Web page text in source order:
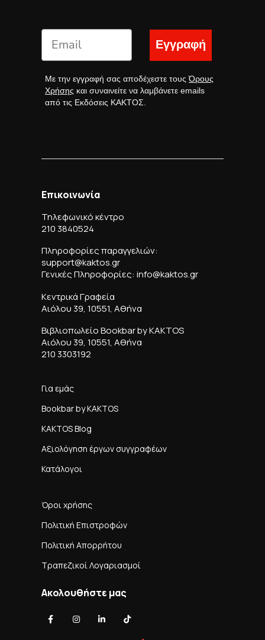
Εγγραφή
Με την εγγραφή σας αποδέχεστε τουςΌρους
Χρήσης και συναινείτε να λαμβάνετε emails
από τις Εκδόσεις ΚΑΚΤΟΣ.
Επικοινωνία
Τηλεφωνικό κέντρο
210 3840524
Πληροφορίες παραγγελιών:
support@kaktos.gr
Γενικές Πληροφορίες: info@kaktos.gr
Κεντρικά Γραφεία
Αιόλου 39, 10551, Αθήνα
Βιβλιοπωλείο Bookbar by KAKTOS
Αιόλου 39, 10551, Αθήνα
210 3303192
Για εμάς
Bookbar by KAKTOS
KAKTOS Blog
Αξιολόγηση έργων συγγραφέων
Κατάλογοι
Όροι χρήσης
Πολιτική Επιστροφών
Πολιτική Απορρήτου
Τραπεζικοί Λογαριασμοί
Ακολουθήστε μας